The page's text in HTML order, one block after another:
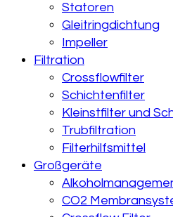
Statoren
Gleitringdichtung
Impeller
Filtration
Crossflowfilter
Schichtenfilter
Kleinstfilter und
Trubfiltration
Filterhilfsmittel
Großgeräte
CO2